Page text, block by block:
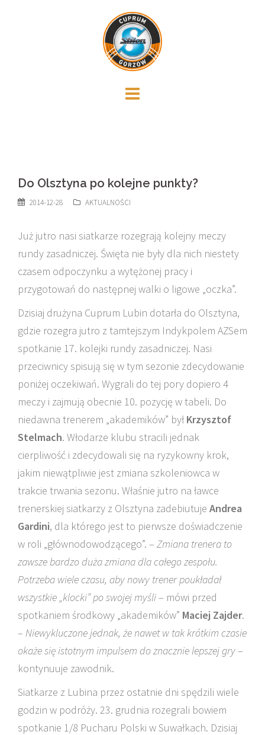
Do Olsztyna po kolejne punkty?
2014-12-28 AKTUALNOŚCI
Już jutro nasi siatkarze rozegrają kolejny meczy
rundy zasadniczej. Święta nie były dla nich niestety
czasem odpoczynku a wytężonej pracy i
przygotowań do następnej walki o ligowe „oczka”.
Dzisiaj drużyna Cuprum Lubin dotarła do Olsztyna,
gdzie rozegra jutro z tamtejszym Indykpolem AZSem
spotkanie 17. kolejki rundy zasadniczej. Nasi
przeciwnicy spisują się w tym sezonie zdecydowanie
poniżej oczekiwań. Wygrali do tej pory dopiero 4
meczy i zajmują obecnie 10. pozycję w tabeli. Do
niedawna trenerem „akademików” był Krzysztof
Stelmach. Włodarze klubu stracili jednak
cierpliwość i zdecydowali się na ryzykowny krok,
jakim niewątpliwie jest zmiana szkoleniowca w
trakcie trwania sezonu. Właśnie jutro na ławce
trenerskiej siatkarzy z Olsztyna zadebiutuje Andrea
Gardini, dla którego jest to pierwsze doświadczenie
w roli „głównodowodzącego”. – Zmiana trenera to
zawsze bardzo duża zmiana dla całego zespołu.
Potrzeba wiele czasu, aby nowy trener poukładał
wszystkie „klocki” po swojej myśli– mówi przed
spotkaniem środkowy „akademików” Maciej Zajder.
– Niewykluczone jednak, że nawet w tak krótkim czasie
okaże się istotnym impulsem do znacznie lepszej gry–
kontynuuje zawodnik.
Siatkarze z Lubina przez ostatnie dni spędzili wiele
godzin w podróży. 23. grudnia rozegrali bowiem
spotkanie 1/8 Pucharu Polski w Suwałkach. Dzisiaj